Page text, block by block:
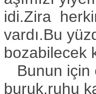
idi.Zira
vardı.Bu
bozabilecek
Bunun için
buruk,ruhu